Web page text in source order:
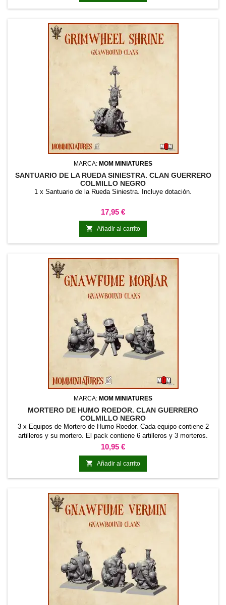
MARCA: MOM MINIATURES
SANTUARIO DE LA RUEDA SINIESTRA. CLAN GUERRERO
COLMILLO NEGRO
1 x Santuario de la Rueda Siniestra. Incluye dotación.
Precio
17,95 €
 Añadir al carrito
MARCA: MOM MINIATURES
MORTERO DE HUMO ROEDOR. CLAN GUERRERO
COLMILLO NEGRO
3 x Equipos de Mortero de Humo Roedor. Cada equipo contiene 2
artilleros y su mortero. El pack contiene 6 artilleros y 3 morteros.
Precio
10,95 €
 Añadir al carrito